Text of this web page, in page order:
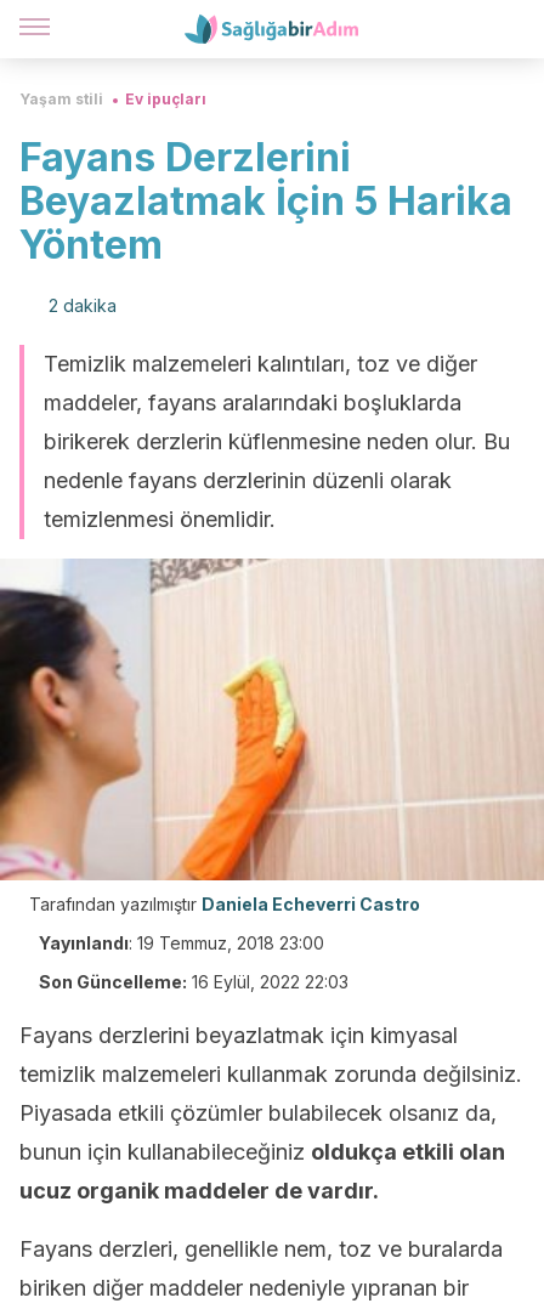
Yaşam stili Ev ipuçları
Fayans Derzlerini
Beyazlatmak İçin 5 Harika
Yöntem
2 dakika
Temizlik malzemeleri kalıntıları, toz ve diğer
maddeler, fayans aralarındaki boşluklarda
birikerek derzlerin küflenmesine neden olur. Bu
nedenle fayans derzlerinin düzenli olarak
temizlenmesi önemlidir.
Tarafından yazılmıştır Daniela Echeverri Castro
Yayınlandı: 19 Temmuz, 2018 23:00
Son Güncelleme: 16 Eylül, 2022 22:03
Fayans derzlerini beyazlatmak için kimyasal
temizlik malzemeleri kullanmak zorunda değilsiniz.
Piyasada etkili çözümler bulabilecek olsanız da,
bunun için kullanabileceğiniz oldukça etkili olan
ucuz organik maddeler de vardır.
Fayans derzleri, genellikle nem, toz ve buralarda
biriken diğer maddeler nedeniyle yıpranan bir